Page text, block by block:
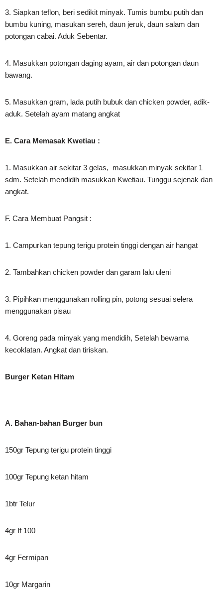
3. Siapkan teflon, beri sedikit minyak. Tumis bumbu putih dan
bumbu kuning, masukan sereh, daun jeruk, daun salam dan
potongan cabai. Aduk Sebentar.
4. Masukkan potongan daging ayam, air dan potongan daun
bawang.
5. Masukkan gram, lada putih bubuk dan chicken powder, adik-
aduk. Setelah ayam matang angkat
E. Cara Memasak Kwetiau :
1. Masukkan air sekitar 3 gelas, masukkan minyak sekitar 1
sdm. Setelah mendidih masukkan Kwetiau. Tunggu sejenak dan
angkat.
F. Cara Membuat Pangsit :
1. Campurkan tepung terigu protein tinggi dengan air hangat
2. Tambahkan chicken powder dan garam lalu uleni
3. Pipihkan menggunakan rolling pin, potong sesuai selera
menggunakan pisau
4. Goreng pada minyak yang mendidih, Setelah bewarna
kecoklatan. Angkat dan tiriskan.
Burger Ketan Hitam
A. Bahan-bahan Burger bun
150gr Tepung terigu protein tinggi
100gr Tepung ketan hitam
1btr Telur
4gr If 100
4gr Fermipan
10gr Margarin